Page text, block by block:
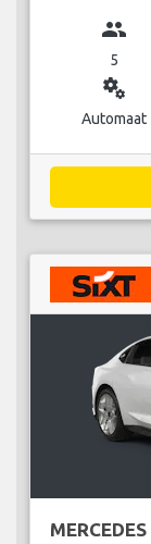
group
5
miscellaneous_services
Automaat